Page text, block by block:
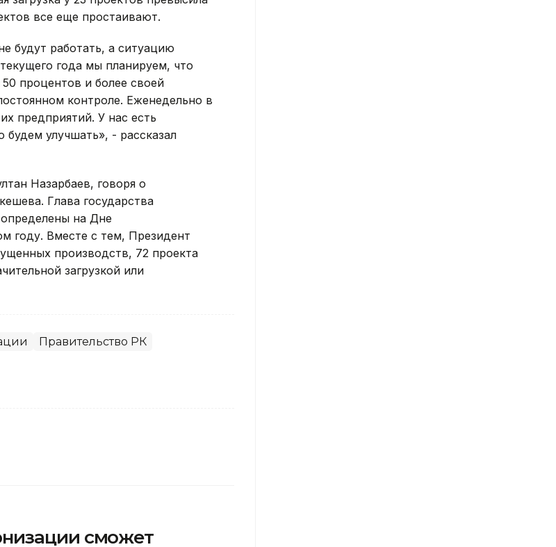
все еще простаивают.
будут работать, а ситуацию
года мы планируем, что
процентов и более своей
контроле. Еженедельно в
предприятий. У нас есть
улучшать», - рассказал
Назарбаев, говоря о
Глава государства
на Дне
году. Вместе с тем, Президент
производств, 72 проекта
загрузкой или
Правительство РК
сможет